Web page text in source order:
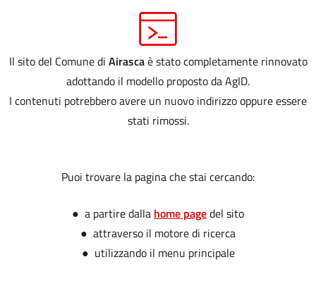
Il sito del Comune di Airascaè stato completamente rinnovato
adottando il modello proposto da AgID.
I contenuti potrebbero avere un nuovo indirizzo oppure essere
stati rimossi.
Puoi trovare la pagina che stai cercando:
● a partire dalla home pagedel sito
● attraverso il motore di ricerca
● utilizzando il menu principale